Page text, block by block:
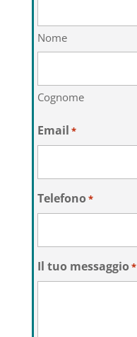
Nome
Cognome
Email *
Telefono*
Il tuo messaggio*